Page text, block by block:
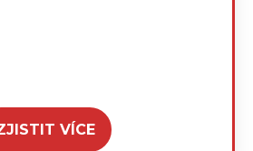
VÍCE